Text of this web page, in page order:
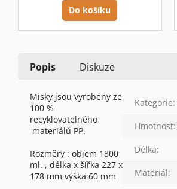
Do košíku
Popis Diskuze
Misky jsou vyrobeny ze
100 %
recyklovatelného
materiálů PP.
Rozměry : objem 1800
ml. , délka x šířka 227 x
178 mm výška 60 mm
Kategorie:
Hmotnost:
Délka:
Materiál: